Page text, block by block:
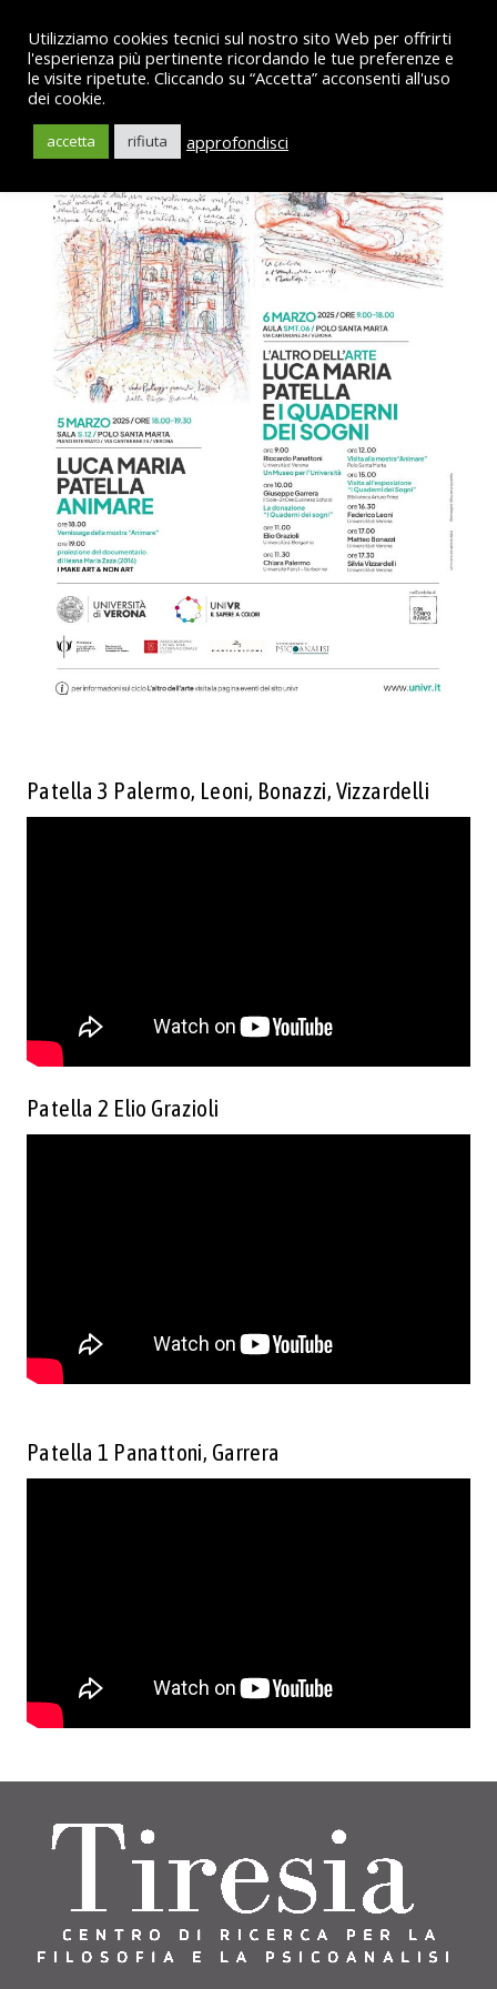
Patella 3 Palermo, Leoni, Bonazzi, Vizzardelli
Patella 2 Elio Grazioli
Patella 1 Panattoni, Garrera
Utilizziamo cookies tecnici sul nostro sito Web per offrirti
l'esperienza più pertinente ricordando le tue preferenze e
le visite ripetute. Cliccando su “Accetta” acconsenti all'uso
dei cookie.
accetta rifiuta approfondisci